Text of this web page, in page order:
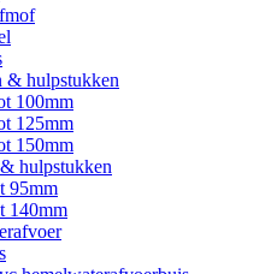
& hulpstukken
100mm
125mm
150mm
hulpstukken
95mm
140mm